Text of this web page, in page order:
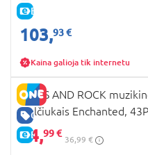
E-KAINA
103,93 €
Kaina galioja tik internetu
GERA KAINA
E-KAINA
FLOSS AND ROCK
stalčiukais Enchanted,
24,99 €
36,99 €